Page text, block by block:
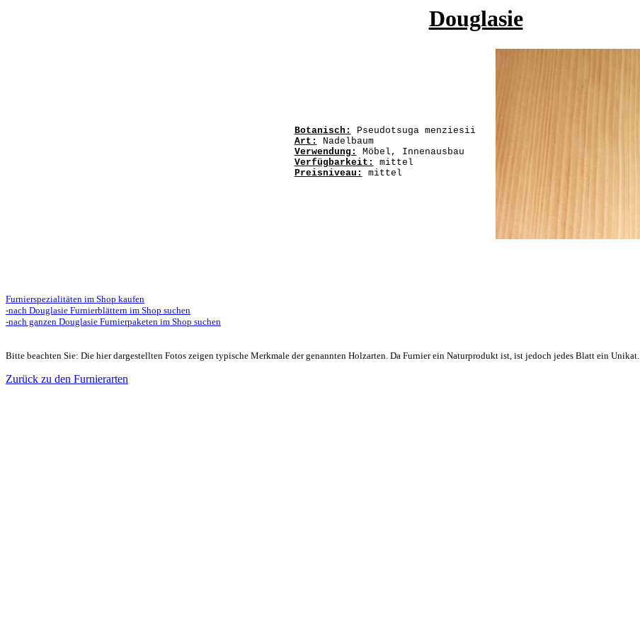
Douglasie
Botanisch:
Pseudotsuga menziesii
Art:
Nadelbaum
Verwendung:
Möbel, Innenausbau
Verfügbarkeit:
mittel
Preisniveau:
mittel
Furnierspezialitäten im Shop kaufen
-nach Douglasie Furnierblättern im Shop suchen
-nach ganzen Douglasie Furnierpaketen im Shop suchen
Bitte beachten Sie: Die hier dargestellten Fotos zeigen typische Merkmale der genannten Holzarten. Da Furnier ein Naturprodukt ist, ist jedoch jedes Blatt ein Unikat.
Zurück zu den Furnierarten